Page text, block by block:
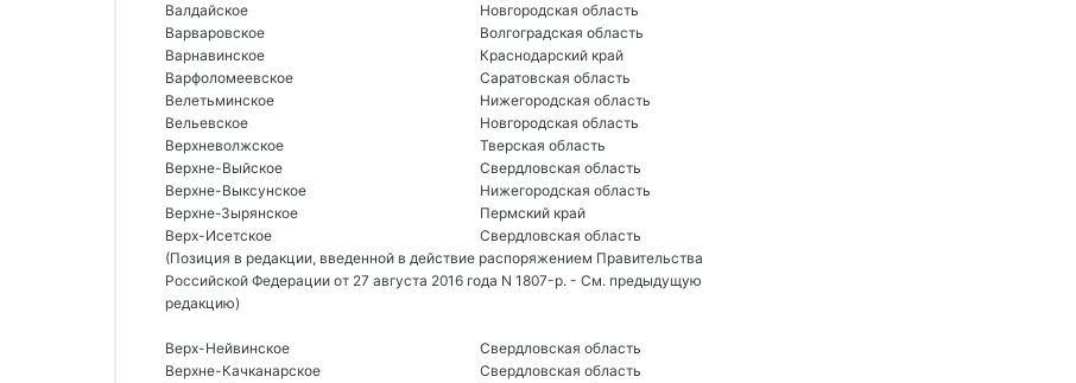
Валдайское
Новгородская область
Варваровское
Волгоградская область
Варнавинское
Краснодарский край
Варфоломеевское
Саратовская область
Велетьминское
Нижегородская область
Вельевское
Новгородская область
Верхневолжское
Тверская область
Верхне-Выйское
Свердловская область
Верхне-Выксунское
Нижегородская область
Верхне-Зырянское
Пермский край
Верх-Исетское
Свердловская область
(Позиция в редакции, введенной в действие распоряжением Правительства
Российской Федерации от 27 августа 2016 года N 1807-р. - См. предыдущую
редакцию)
Верх-Нейвинское
Свердловская область
Верхне-Качканарское
Свердловская область